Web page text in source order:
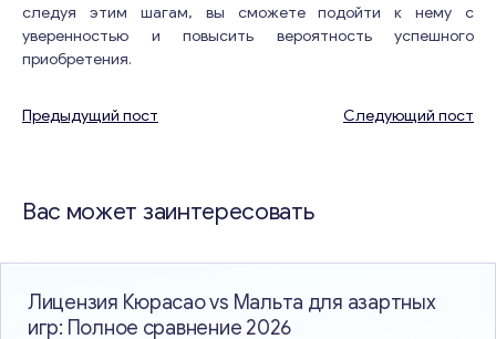
следуя этим шагам, вы сможете подойти к нему с
уверенностью и повысить вероятность успешного
приобретения.
записям
Предыдущий пост Следующий пост
Вас может заинтересовать
Лицензия Кюрасао vs Мальта для азартных
игр: Полное сравнение 2026